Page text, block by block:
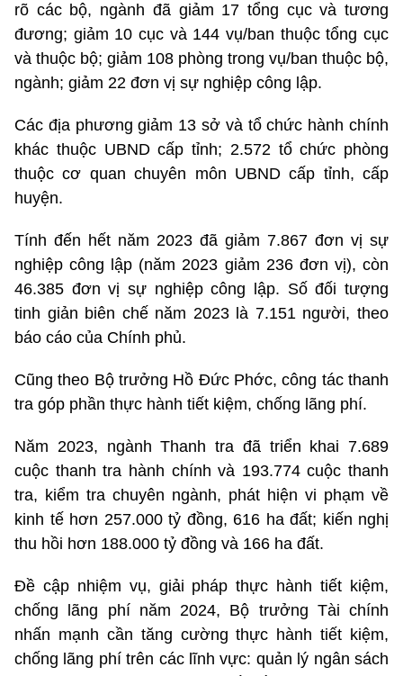
rõ các bộ, ngành đã giảm 17 tổng cục và tương
đương; giảm 10 cục và 144 vụ/ban thuộc tổng cục
và thuộc bộ; giảm 108 phòng trong vụ/ban thuộc bộ,
ngành; giảm 22 đơn vị sự nghiệp công lập.
Các địa phương giảm 13 sở và tổ chức hành chính
khác thuộc UBND cấp tỉnh; 2.572 tổ chức phòng
thuộc cơ quan chuyên môn UBND cấp tỉnh, cấp
huyện.
Tính đến hết năm 2023 đã giảm 7.867 đơn vị sự
nghiệp công lập (năm 2023 giảm 236 đơn vị), còn
46.385 đơn vị sự nghiệp công lập. Số đối tượng
tinh giản biên chế năm 2023 là 7.151 người, theo
báo cáo của Chính phủ.
Cũng theo Bộ trưởng Hồ Đức Phớc, công tác thanh
tra góp phần thực hành tiết kiệm, chống lãng phí.
Năm 2023, ngành Thanh tra đã triển khai 7.689
cuộc thanh tra hành chính và 193.774 cuộc thanh
tra, kiểm tra chuyên ngành, phát hiện vi phạm về
kinh tế hơn 257.000 tỷ đồng, 616 ha đất; kiến nghị
thu hồi hơn 188.000 tỷ đồng và 166 ha đất.
Đề cập nhiệm vụ, giải pháp thực hành tiết kiệm,
chống lãng phí năm 2024, Bộ trưởng Tài chính
nhấn mạnh cần tăng cường thực hành tiết kiệm,
chống lãng phí trên các lĩnh vực: quản lý ngân sách